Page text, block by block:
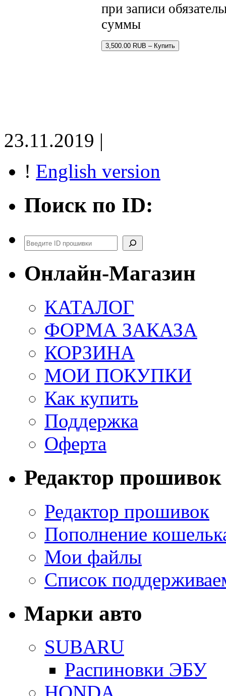
при записи
суммы
3,500.00 RUB – Купить
23.11.2019 |
! English version
Поиск по ID:
Поиск
Онлайн-Магазин
КАТАЛОГ
ФОРМА ЗАКАЗА
КОРЗИНА
МОИ ПОКУПКИ
Как купить
Поддержка
Оферта
Редактор прошивок
Редактор прошивок
Пополнение
Мои файлы
Список
Марки авто
SUBARU
Распиновки ЭБУ